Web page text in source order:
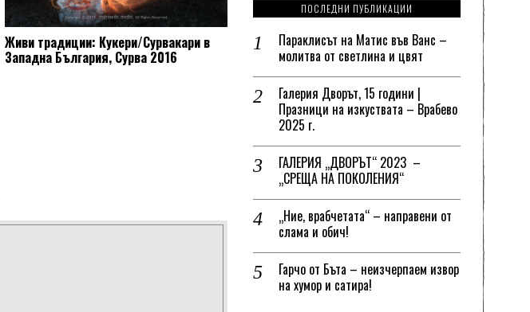
Живи традиции: Кукери/Сурвакари в
Западна България, Сурва 2016
ПОСЛЕДНИ ПУБЛИКАЦИИ
Параклисът на Матис във Ванс –
молитва от светлина и цвят
Галерия Дворът, 15 години |
Празници на изкуствата – Врабево
2025 г.
ГАЛЕРИЯ „ДВОРЪТ“ 2023 –
„СРЕЩА НА ПОКОЛЕНИЯ“
„Ние, врабчетата“ – направени от
слама и обич!
Гарчо от Бъта – неизчерпаем извор
на хумор и сатира!